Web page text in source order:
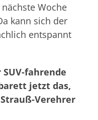
Woche
kann sich der
entspannt
fahrende
jetzt das,
Verehrer